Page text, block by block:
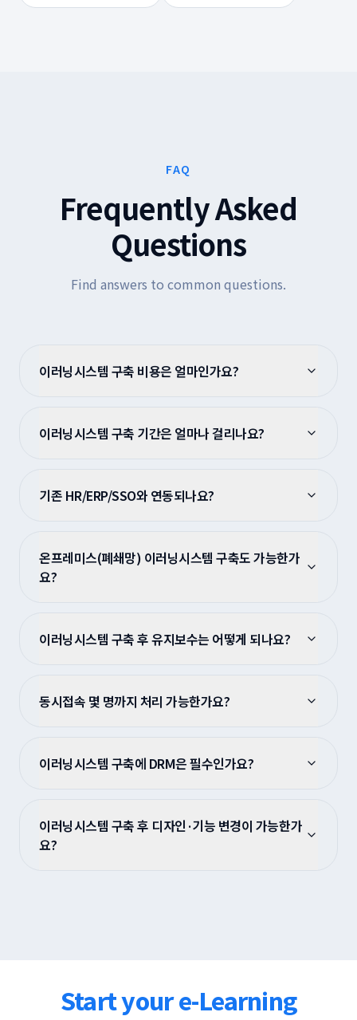
FAQ
Frequently Asked
Questions
Find answers to common questions.
이러닝시스템 구축 비용은 얼마인가요?
이러닝시스템 구축 기간은 얼마나 걸리나요?
기존 HR/ERP/SSO와 연동되나요?
온프레미스(폐쇄망) 이러닝시스템 구축도 가능한가
요?
이러닝시스템 구축 후 유지보수는 어떻게 되나요?
동시접속 몇 명까지 처리 가능한가요?
이러닝시스템 구축에 DRM은 필수인가요?
이러닝시스템 구축 후 디자인·기능 변경이 가능한가
요?
Start your e-Learning